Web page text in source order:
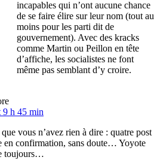
incapables qui n’ont aucune chance
de se faire élire sur leur nom (tout au
moins pour les parti dit de
gouvernement). Avec des kracks
comme Martin ou Peillon en tête
d’affiche, les socialistes ne font
même pas semblant d’y croire.
9 h 45 min
vous n’avez rien à dire : quatre post
en confirmation, sans doute… Yoyote
toujours…